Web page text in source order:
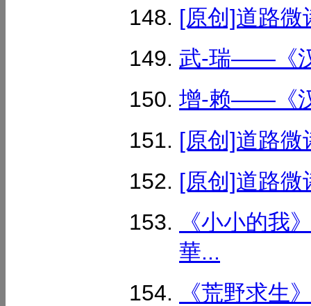
[原创]道路
武-瑞——《
增-赖——《
[原创]道路
[原创]道路
《小小的我
華...
《荒野求生